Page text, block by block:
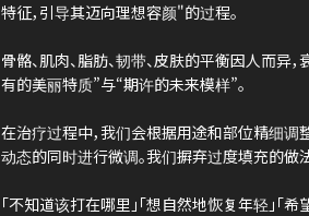
特征，引导其迈向理想容颜"的过程。
骨骼、肌肉、脂肪、韧带、皮肤的平衡因人而
有的美丽特质”与“期许的未来模样”。
在治疗过程中，我们会根据用途和部位精细调
动态的同时进行微调。我们摒弃过度填充的做
「不知道该打在哪里」「想自然地恢复年轻」